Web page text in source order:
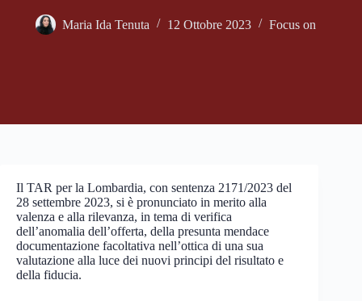
Maria Ida Tenuta 12 Ottobre 2023 Focus on
Il TAR per la Lombardia, con sentenza 2171/2023 del
28 settembre 2023, si è pronunciato in merito alla
valenza e alla rilevanza, in tema di verifica
dell’anomalia dell’offerta, della presunta mendace
documentazione facoltativa nell’ottica di una sua
valutazione alla luce dei nuovi principi del risultato e
della fiducia.